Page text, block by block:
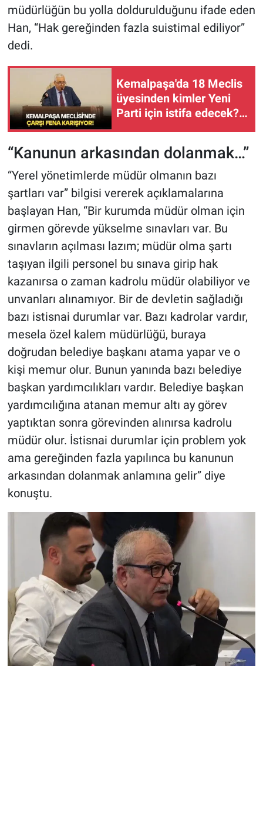
müdürlüğün bu yolla doldurulduğunu ifade eden
Han, “Hak gereğinden fazla suistimal ediliyor”
dedi.
Kemalpaşa'da 18 Meclis
üyesinden kimler Yeni
Parti için istifa edecek?
diyecek? Başkan
Türkmen'i zorlu bir süreç
bekliyor
“Kanunun arkasından dolanmak…”
“Yerel yönetimlerde müdür olmanın bazı
şartları var” bilgisi vererek açıklamalarına
başlayan Han, “Bir kurumda müdür olman için
girmen görevde yükselme sınavları var. Bu
sınavların açılması lazım; müdür olma şartı
taşıyan ilgili personel bu sınava girip hak
kazanırsa o zaman kadrolu müdür olabiliyor ve
unvanları alınamıyor. Bir de devletin sağladığı
bazı istisnai durumlar var. Bazı kadrolar vardır,
mesela özel kalem müdürlüğü, buraya
doğrudan belediye başkanı atama yapar ve o
kişi memur olur. Bunun yanında bazı belediye
başkan yardımcılıkları vardır. Belediye başkan
yardımcılığına atanan memur altı ay görev
yaptıktan sonra görevinden alınırsa kadrolu
müdür olur. İstisnai durumlar için problem yok
ama gereğinden fazla yapılınca bu kanunun
arkasından dolanmak anlamına gelir” diye
konuştu.